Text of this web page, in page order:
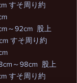
すそ周り約
～92cm 股上
すそ周り約
～98cm 股上
すそ周り約